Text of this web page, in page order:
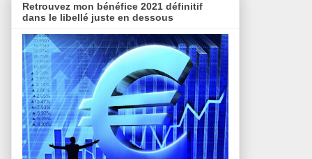
Retrouvez mon bénéfice 2021 définitif
dans le libellé juste en dessous